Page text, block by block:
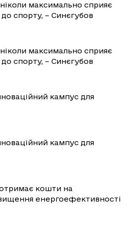
максимально сприяє
спорту, – Синєгубов
максимально сприяє
спорту, – Синєгубов
кампус для
кампус для
отримає кошти на
енергоефективності